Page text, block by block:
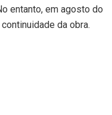
entanto, em agosto do
da obra.